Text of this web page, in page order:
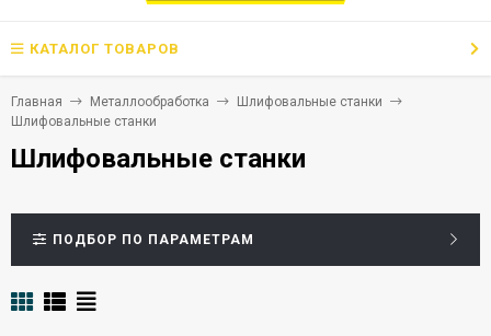
КАТАЛОГ ТОВАРОВ
Главная Металлообработка
Шлифовальные станки
Шлифовальные станки
Шлифовальные станки
ПОДБОР ПО ПАРАМЕТРАМ